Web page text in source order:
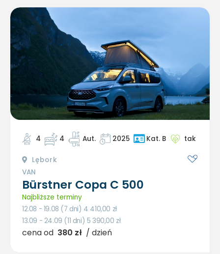
4 4 Aut. 2025 Kat. B tak
Lębork
VAN
Bürstner Copa C 500
Najbliższe terminy
12.08 - 19.08 (7 dni) 4 410,00 zł
13.09 - 24.09 (11 dni) 5 390,00 zł
cena od 380 zł / dzień